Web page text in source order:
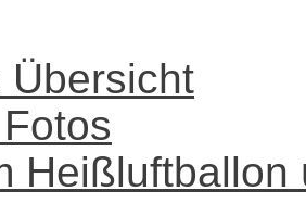
Übersicht
Heißluftballon